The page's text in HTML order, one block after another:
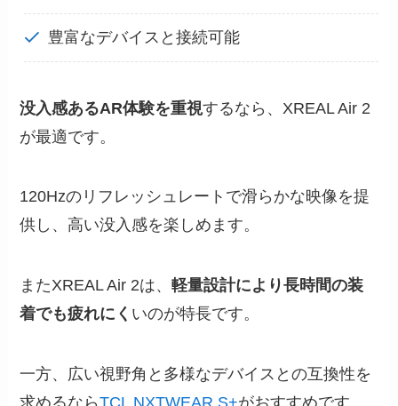
豊富なデバイスと接続可能
没入感あるAR体験を重視するなら、XREAL Air 2
が最適です。
120Hzのリフレッシュレートで滑らかな映像を提
供し、高い没入感を楽しめます。
またXREAL Air 2は、軽量設計により長時間の装
着でも疲れにく いのが特長です。
一方、広い視野角と多様なデバイスとの互換性を